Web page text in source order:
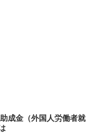
成金（外国人労働者就